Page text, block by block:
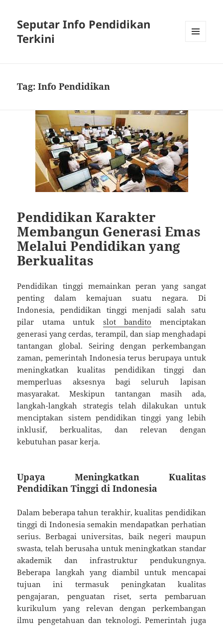
Seputar Info Pendidikan
Terkini
Tag:Info Pendidikan
Pendidikan Karakter
Membangun Generasi Emas
Melalui Pendidikan yang
Berkualitas
Pendidikan tinggi memainkan peran yang sangat
penting dalam kemajuan suatu negara. Di
Indonesia, pendidikan tinggi menjadi salah satu
pilar utama untuk slot bandito menciptakan
generasi yang cerdas, terampil, dan siap menghadapi
tantangan global. Seiring dengan perkembangan
zaman, pemerintah Indonesia terus berupaya untuk
meningkatkan kualitas pendidikan tinggi dan
memperluas aksesnya bagi seluruh lapisan
masyarakat. Meskipun tantangan masih ada,
langkah-langkah strategis telah dilakukan untuk
menciptakan sistem pendidikan tinggi yang lebih
inklusif, berkualitas, dan relevan dengan
kebutuhan pasar kerja.
Upaya Meningkatkan Kualitas
Pendidikan Tinggi di Indonesia
Dalam beberapa tahun terakhir, kualitas pendidikan
tinggi di Indonesia semakin mendapatkan perhatian
serius. Berbagai universitas, baik negeri maupun
swasta, telah berusaha untuk meningkatkan standar
akademik dan infrastruktur pendukungnya.
Beberapa langkah yang diambil untuk mencapai
tujuan ini termasuk peningkatan kualitas
pengajaran, penguatan riset, serta pembaruan
kurikulum yang relevan dengan perkembangan
ilmu pengetahuan dan teknologi. Pemerintah juga